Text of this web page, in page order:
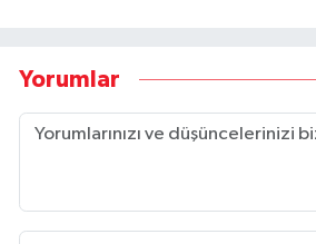
Yorumlar